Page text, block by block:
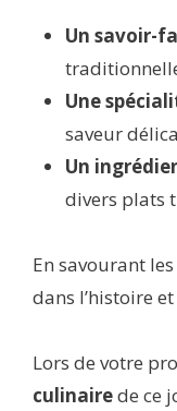
Un savoir-
Une
saveur
Un
divers plats
En savourant les
dans l’histoire
Lors de votre
culinairede ce